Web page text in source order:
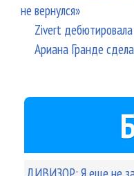
не вернулся»
Zivert
Ариана Гранде